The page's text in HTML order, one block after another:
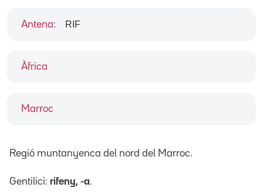
Àfrica
Marroc
Antena: RIF
Regió muntanyenca del nord del Marroc.
Gentilici: rifeny, -a.